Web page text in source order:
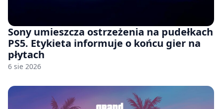
Sony umieszcza ostrzeżenia na pudełkach
PS5. Etykieta informuje o końcu gier na
płytach
6 sie 2026